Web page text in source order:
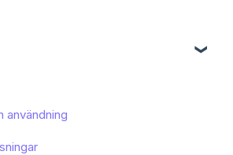
användning